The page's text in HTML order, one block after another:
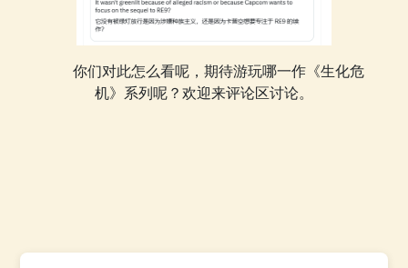
你们对此怎么看呢，期待游玩哪一作《生化危
机》系列呢？欢迎来评论区讨论。